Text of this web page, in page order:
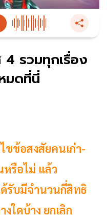
4 รวมทุกเรื่อง
มดที่นี่
ขข้อสงสัยคนเก่า-
รือไม่ แล้ว
รับมีจำนวนกี่สิทธิ
ใดบ้าง ยกเลิก